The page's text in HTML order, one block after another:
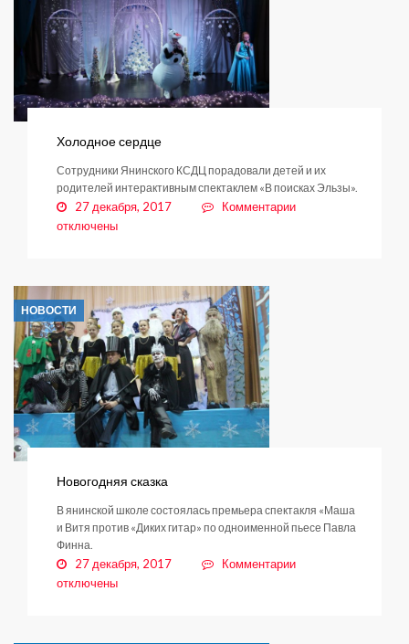
Холодное сердце
Сотрудники Янинского КСДЦ порадовали детей и их
родителей интерактивным спектаклем «В поисках Эльзы».
27 декабря, 2017 Комментариик
отключены
НОВОСТИ
Новогодняя сказка
В янинской школе состоялась премьера спектакля «Маша
и Витя против «Диких гитар» по одноименной пьесе Павла
Финна.
27 декабря, 2017 Комментариик
отключены